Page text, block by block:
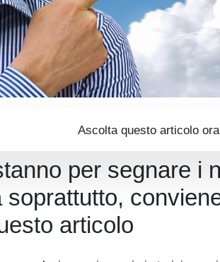
Ascolta questo articolo
per segnare i
soprattutto,
articolo